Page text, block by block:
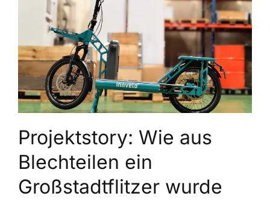
Projektstory: Wie aus
Blechteilen ein
Großstadtflitzer wurde